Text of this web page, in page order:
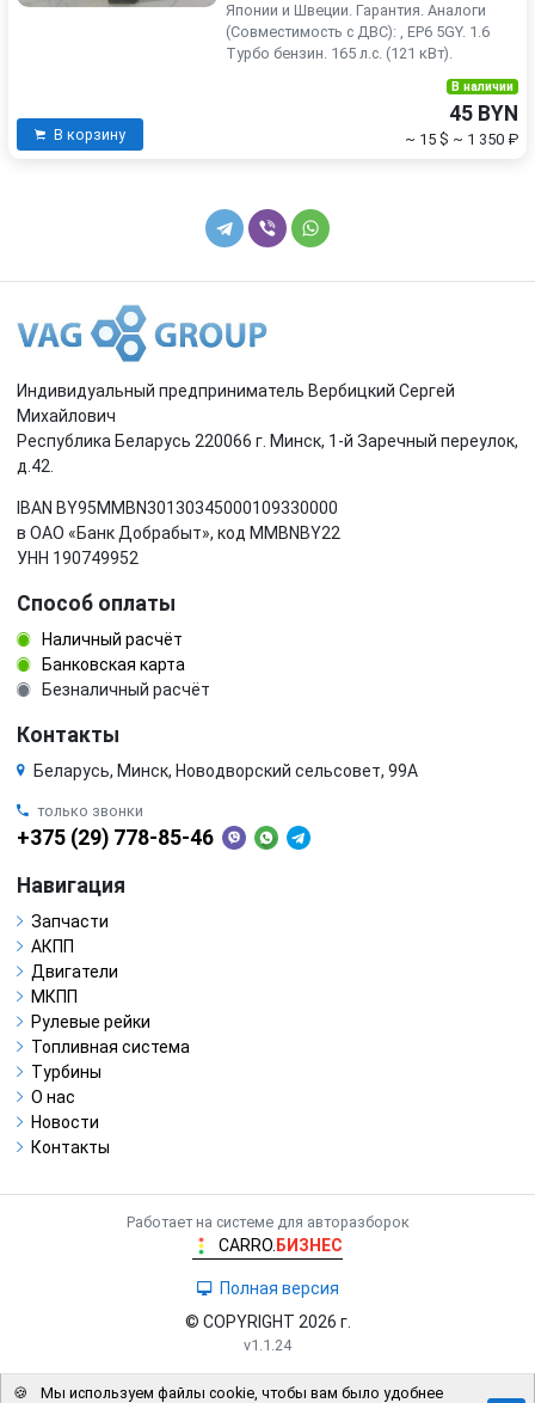
Японии и Швеции. Гарантия. Аналоги
(Совместимость с ДВС): , EP6 5GY. 1.6
Турбо бензин. 165 л.с. (121 кВт).
В корзину
В наличии
45 BYN
~ 15 $ ~ 1 350 ₽
Индивидуальный предприниматель Вербицкий Сергей
Михайлович
Республика Беларусь 220066 г. Минск, 1-й Заречный переулок,
д.42.
IBAN BY95MMBN30130345000109330000
в ОАО «Банк Добрабыт», код MMBNBY22
УНН 190749952
Способ оплаты
Наличный расчёт
Банковская карта
Безналичный расчёт
Контакты
Беларусь, Минск, Новодворский сельсовет, 99А
только звонки
+375 (29) 778-85-46
Навигация
Запчасти
АКПП
Двигатели
МКПП
Рулевые рейки
Топливная система
Турбины
О нас
Новости
Контакты
Работает на системе для авторазборок
CARRO. БИЗНЕС
Полная версия
© COPYRIGHT 2026 г.
v1.1.24
🍪 Мы используем файлы cookie, чтобы вам было удобнее